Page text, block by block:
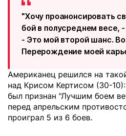
"Хочу проанонсировать
бой в полусреднем весе,
- Это мой второй шанс.
Перерождение моей
Американец решился на
над Крисом Кертисом (30-
был признан "Лучшим боем
перед апрельским
проиграл 5 из 6 боев.